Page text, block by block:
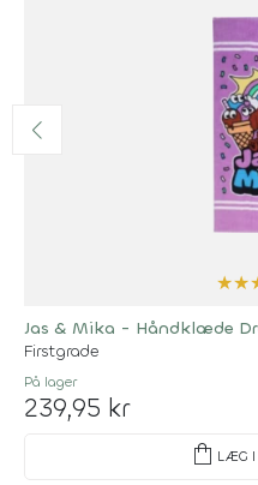
★★
Jas & Mika - Håndklæde
Firstgrade
På lager
239,95 kr
shopping_bag LÆG I